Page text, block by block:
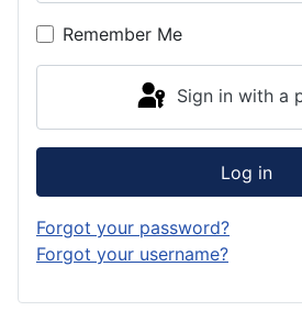
Remember Me
Sign in with a
Log in
Forgot your password?
Forgot your username?